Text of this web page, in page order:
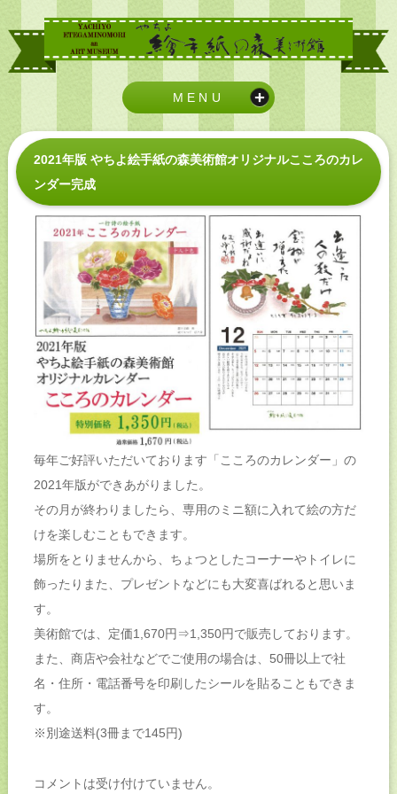
MENU
2021年版 やちよ絵手紙の森美術館オリジナルこころのカレ
ンダー完成
毎年ご好評いただいております「こころのカレンダー」の
2021年版ができあがりました。
その月が終わりましたら、専用のミニ額に入れて絵の方だ
けを楽しむこともできます。
場所をとりませんから、ちょつとしたコーナーやトイレに
飾ったりまた、プレゼントなどにも大変喜ばれると思いま
す。
美術館では、定価1,670円⇒1,350円で販売しております。
また、商店や会社などでご使用の場合は、50冊以上で社
名・住所・電話番号を印刷したシールを貼ることもできま
す。
※別途送料(3冊まで145円)
コメントは受け付けていません。